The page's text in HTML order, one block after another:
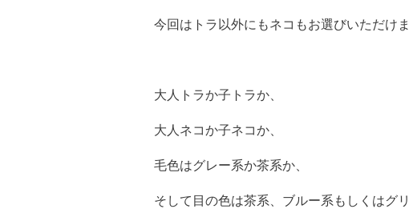
今回はトラ以外にもネコもお選びいただけま
大人トラか子トラか、
大人ネコか子ネコか、
毛色はグレー系か茶系か、
そして目の色は茶系、ブルー系もしくはグリ